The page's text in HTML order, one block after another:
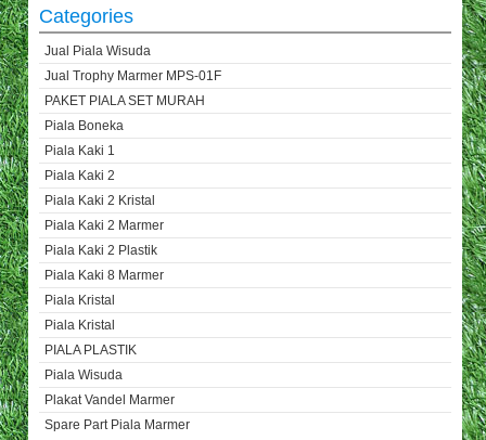
Categories
Jual Piala Wisuda
Jual Trophy Marmer MPS-01F
PAKET PIALA SET MURAH
Piala Boneka
Piala Kaki 1
Piala Kaki 2
Piala Kaki 2 Kristal
Piala Kaki 2 Marmer
Piala Kaki 2 Plastik
Piala Kaki 8 Marmer
Piala Kristal
Piala Kristal
PIALA PLASTIK
Piala Wisuda
Plakat Vandel Marmer
Spare Part Piala Marmer